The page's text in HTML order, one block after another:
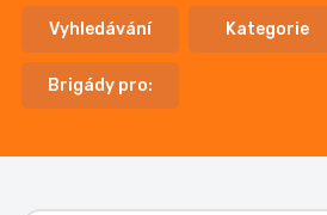
Vyhledávání Kategorie
Brigády pro: